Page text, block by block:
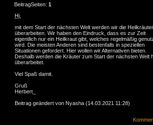
BeitragSeiten: 1
Hi
mit dem Start der nächsten Welt werden wir die Heilkräuter
überarbeiten. Wir haben den Eindruck, dass es zur Zeit
eigentlich nur ein Heilkraut gibt, welches regelmäßig
wird. Die meisten Anderen sind bestenfalls in speziellen
Situationen gefordert. Hier wollen wir Alternativen bieten.
Deshalb werden die Kräuter zum Start der nächsten Welt
überarbeitet.
Viel Spaß damit.
Gruß
Herbert_
Beitrag geändert von Nyasha (14.03.2021 11:28)